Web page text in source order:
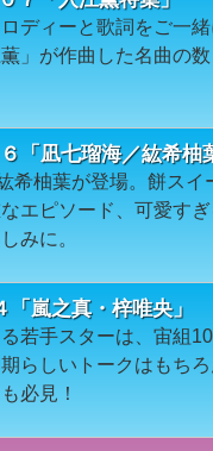
ディーと歌詞をご一
」が作曲した名曲の
「凪七瑠海／紘希柚
希柚葉が登場。餅スイ
エピソード、可愛す
みに。
嵐之真・梓唯央」
若手スターは、宙組
らしいトークはもち
必見！